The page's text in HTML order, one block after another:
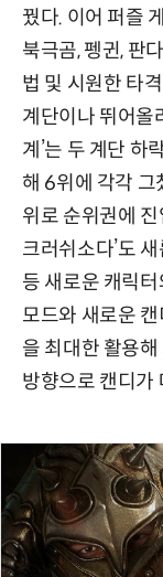
꿨다. 이어 퍼즐
북극곰, 펭귄, 판
법 및 시원한 타
계단이나 뛰어올
계’는 두 계단 하
해 6위에 각각 그
위로 순위권에 진
크러쉬소다’도
등 새로운 캐릭
모드와 새로운
을 최대한 활용
방향으로 캔디가